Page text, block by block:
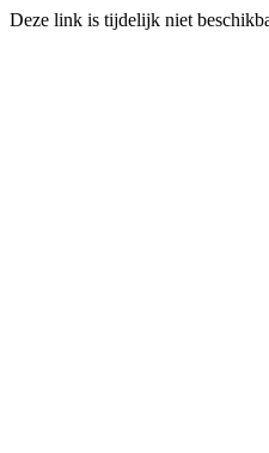
Deze link is tijdelijk niet